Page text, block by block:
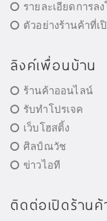
รายละเอียดการล
ตัวอย่างร้านค้าที่เ
ลิงค์เพื่อนบ้าน
ร้านค้าออนไลน์
รับทำโปรเจค
เว็บโฮสติ้ง
ศิลป์ณวัช
ข่าวไอที
ติดต่อเปิดร้านค้